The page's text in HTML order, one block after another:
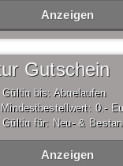
Anzeigen
Gutschein
Gültig bis: Abgelaufen
Mindestbestellwert: 0,-
Gültig für: Neu- &
Anzeigen